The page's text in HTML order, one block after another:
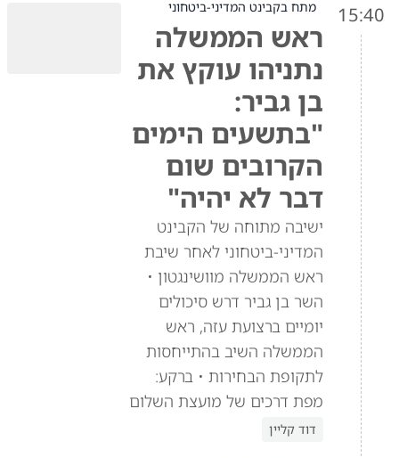
15:40 מתח בקבינט המדיני-ביטחוני
ראש הממשלה
נתניהו עוקץ את
בן גביר:
"בתשעים הימים
הקרובים שום
דבר לא יהיה"
ישיבה מתוחה של הקבינט
המדיני-ביטחוני לאחר שיבת
ראש הממשלה מוושינגטון •
השר בן גביר דרש סיכולים
יומיים ברצועת עזה, ראש
הממשלה השיב בהתייחסות
לתקופת הבחירות • ברקע:
מפת דרכים של מועצת השלום
דוד קליין